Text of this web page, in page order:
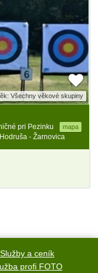
Všechny věkové skupiny
pri Pezinku mapa
- Žarnovica
Služby a ceník
profi FOTO